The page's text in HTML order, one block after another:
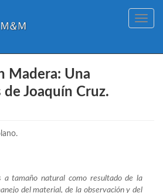
Toggle
Madera: Una
de Joaquín Cruz.
a tamaño natural como resultado de la
del material, de la observación y del